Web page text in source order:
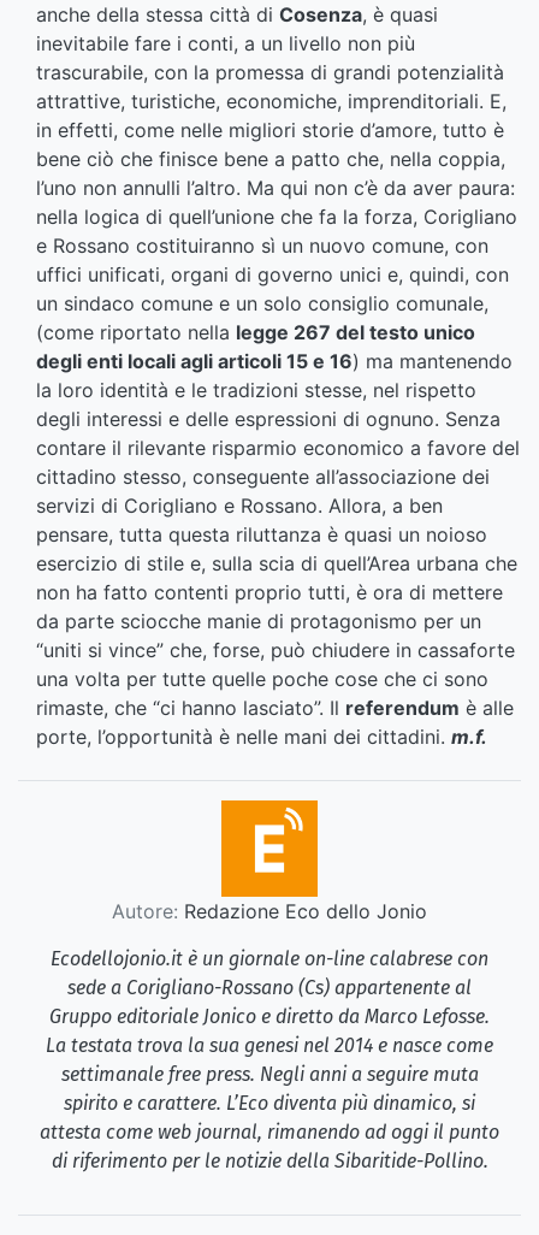
anche della stessa città di Cosenza, è quasi
inevitabile fare i conti, a un livello non più
trascurabile, con la promessa di grandi potenzialità
attrattive, turistiche, economiche, imprenditoriali. E,
in effetti, come nelle migliori storie d’amore, tutto è
bene ciò che finisce bene a patto che, nella coppia,
l’uno non annulli l’altro. Ma qui non c’è da aver paura:
nella logica di quell’unione che fa la forza, Corigliano
e Rossano costituiranno sì un nuovo comune, con
uffici unificati, organi di governo unici e, quindi, con
un sindaco comune e un solo consiglio comunale,
(come riportato nella legge 267 del testo unico
degli enti locali agli articoli 15 e 16) ma mantenendo
la loro identità e le tradizioni stesse, nel rispetto
degli interessi e delle espressioni di ognuno. Senza
contare il rilevante risparmio economico a favore del
cittadino stesso, conseguente all’associazione dei
servizi di Corigliano e Rossano. Allora, a ben
pensare, tutta questa riluttanza è quasi un noioso
esercizio di stile e, sulla scia di quell’Area urbana che
non ha fatto contenti proprio tutti, è ora di mettere
da parte sciocche manie di protagonismo per un
“uniti si vince” che, forse, può chiudere in cassaforte
una volta per tutte quelle poche cose che ci sono
rimaste, che “ci hanno lasciato”. Il referendum è alle
porte, l’opportunità è nelle mani dei cittadini. m.f.
Autore: Redazione Eco dello Jonio
Ecodellojonio.it è un giornale on-line calabrese con
sede a Corigliano-Rossano (Cs) appartenente al
Gruppo editoriale Jonico e diretto da Marco Lefosse.
La testata trova la sua genesi nel 2014 e nasce come
settimanale free press. Negli anni a seguire muta
spirito e carattere. L’Eco diventa più dinamico, si
attesta come web journal, rimanendo ad oggi il punto
di riferimento per le notizie della Sibaritide-Pollino.